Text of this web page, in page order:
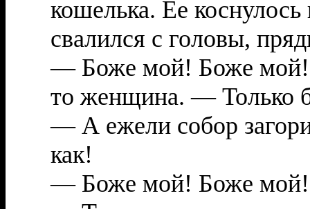
кошелька. Ее
свалился с головы,
— Боже мой! Боже мой!
то женщина. — Только
— А ежели собор
как!
— Боже мой! Боже мой!